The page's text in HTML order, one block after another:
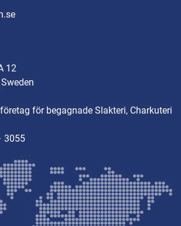
12
för begagnade Slakteri, Charkuteri
3055